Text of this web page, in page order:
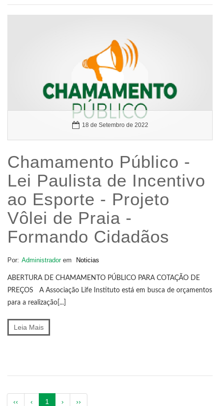
18 de Setembro de 2022
Chamamento Público -
Lei Paulista de Incentivo
ao Esporte - Projeto
Vôlei de Praia -
Formando Cidadãos
Por: Administradorem Noticias
ABERTURA DE CHAMAMENTO PÚBLICO PARA COTAÇÃO DE
PREÇOS A Associação Life Instituto está em busca de orçamentos
para a realização[...]
Leia Mais
‹‹ ‹ 1 (atual)
› ››